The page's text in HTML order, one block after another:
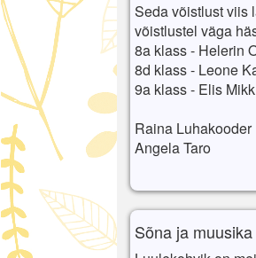
Seda võistlust viis
võistlustel väga
8a klass - Helerin
8d klass - Leone
9a klass - Elis
Raina Luhakooder
Angela Taro
Sõna ja